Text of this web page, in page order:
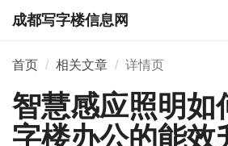
成都写字楼信息网
首页 相关文章 详情页
智慧感应照明如
字楼办公的能效